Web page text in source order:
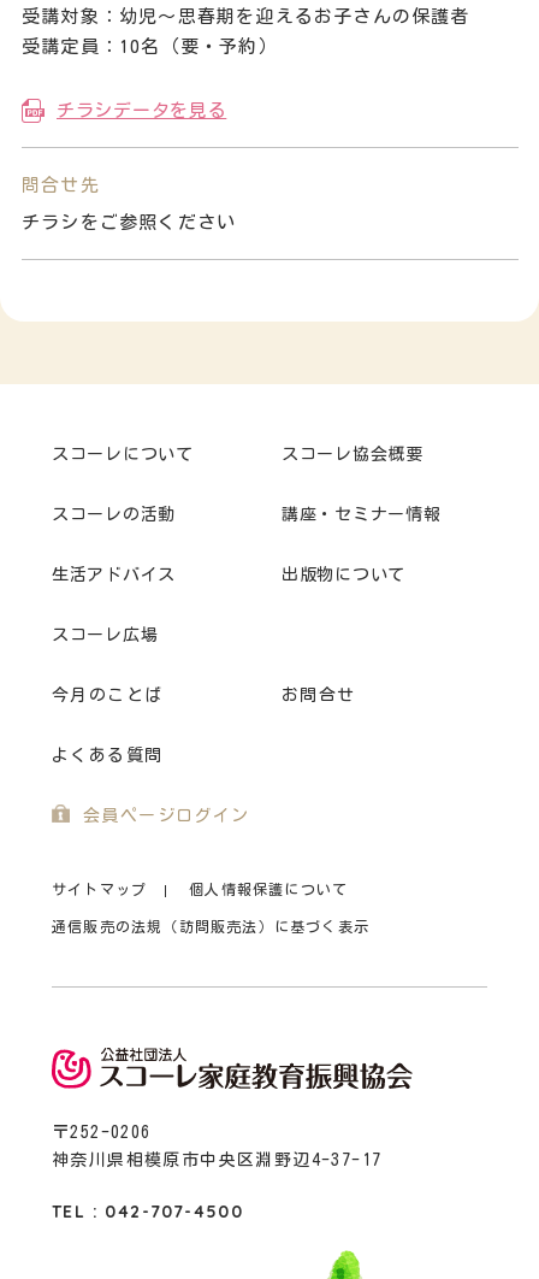
受講対象：幼児～思春期を迎えるお子さんの保護者
受講定員：10名（要・予約）
チラシデータを見る
問合せ先
チラシをご参照ください
〒252-0206
神奈川県相模原市中央区淵野辺4-37-17
TEL : 042-707-4500
スコーレについて スコーレ協会概要
スコーレの活動 講座・セミナー情報
生活アドバイス 出版物について
スコーレ広場
今月のことば お問合せ
よくある質問
会員ページログイン
サイトマップ 個人情報保護について
通信販売の法規（訪問販売法）に基づく表示